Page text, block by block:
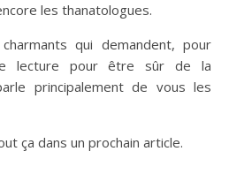
les thanatologues.
qui demandent, pour
lecture pour être sûr de la
principalement de vous les
ça dans un prochain article.